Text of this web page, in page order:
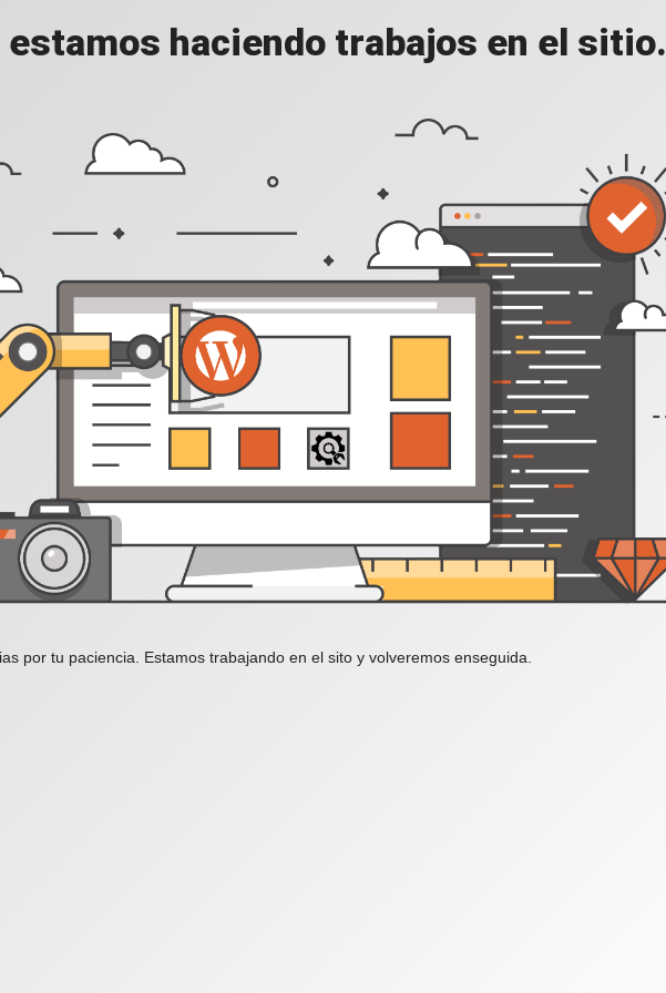
haciendo trabajos en el sitio.
por tu paciencia. Estamos trabajando en el sito y volveremos enseguida.